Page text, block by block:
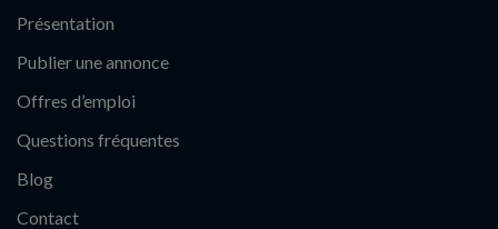
Présentation
Publier une annonce
Offres d’emploi
Questions fréquentes
Blog
Contact